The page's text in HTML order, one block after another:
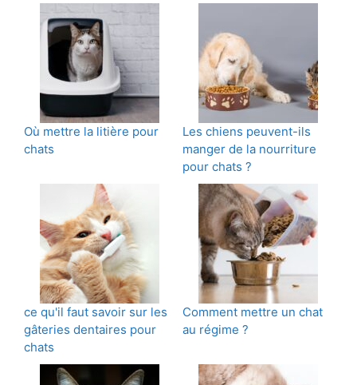
Où mettre la litière pour
chats
Les chiens peuvent-ils
manger de la nourriture
pour chats ?
ce qu'il faut savoir sur les
gâteries dentaires pour
chats
Comment mettre un chat
au régime ?